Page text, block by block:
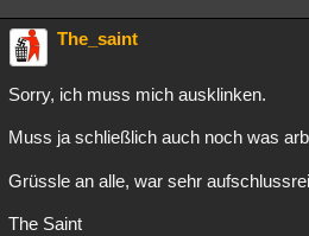
The_saint
Sorry, ich muss mich ausklinken.
Muss ja schließlich auch noch was
Grüssle an alle, war sehr
The Saint